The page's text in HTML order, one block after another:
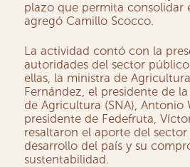
plazo que permita consolidar
agregó Camillo Scocco.
La actividad contó con la
autoridades del sector
ellas, la ministra de
Fernández, el presidente de
de Agricultura (SNA), Antonio
presidente de Fedefruta,
resaltaron el aporte del
desarrollo del país y su
sustentabilidad.